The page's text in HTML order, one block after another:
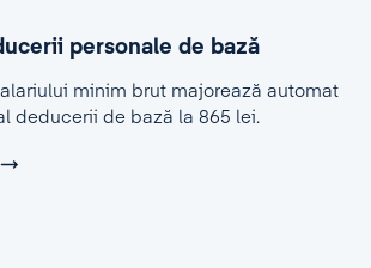
personale de bază
minim brut majorează automat
deducerii de bază la 865 lei.